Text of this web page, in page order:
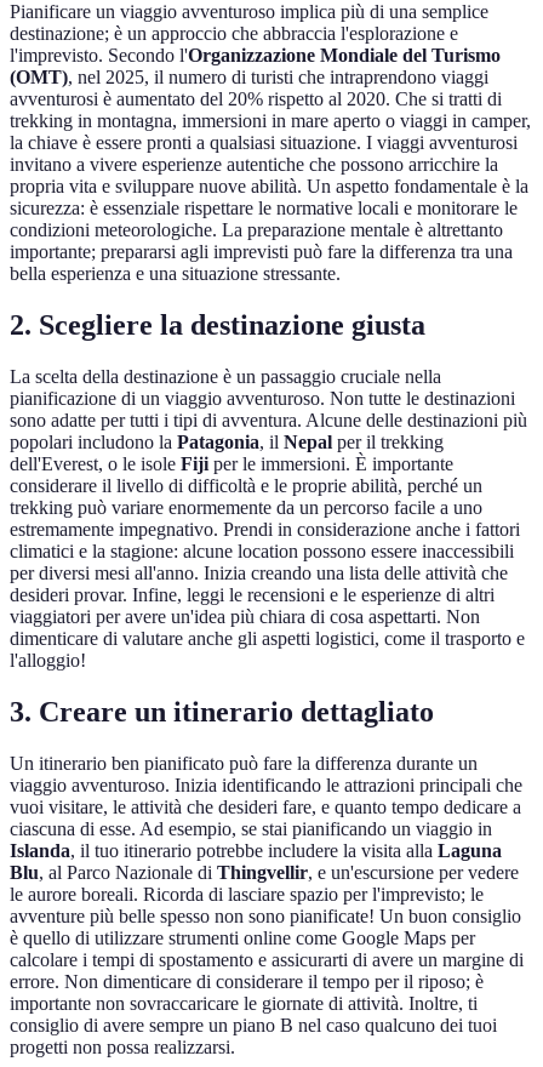
Pianificare un viaggio avventuroso implica più di una semplice
destinazione; è un approccio che abbraccia l'esplorazione e
l'imprevisto. Secondo l'Organizzazione Mondiale del Turismo
(OMT), nel 2025, il numero di turisti che intraprendono viaggi
avventurosi è aumentato del 20% rispetto al 2020. Che si tratti di
trekking in montagna, immersioni in mare aperto o viaggi in camper,
la chiave è essere pronti a qualsiasi situazione. I viaggi avventurosi
invitano a vivere esperienze autentiche che possono arricchire la
propria vita e sviluppare nuove abilità. Un aspetto fondamentale è la
sicurezza: è essenziale rispettare le normative locali e monitorare le
condizioni meteorologiche. La preparazione mentale è altrettanto
importante; prepararsi agli imprevisti può fare la differenza tra una
bella esperienza e una situazione stressante.
2. Scegliere la destinazione giusta
La scelta della destinazione è un passaggio cruciale nella
pianificazione di un viaggio avventuroso. Non tutte le destinazioni
sono adatte per tutti i tipi di avventura. Alcune delle destinazioni più
popolari includono la Patagonia, il Nepal per il trekking
dell'Everest, o le isole Fiji per le immersioni. È importante
considerare il livello di difficoltà e le proprie abilità, perché un
trekking può variare enormemente da un percorso facile a uno
estremamente impegnativo. Prendi in considerazione anche i fattori
climatici e la stagione: alcune location possono essere inaccessibili
per diversi mesi all'anno. Inizia creando una lista delle attività che
desideri provar. Infine, leggi le recensioni e le esperienze di altri
viaggiatori per avere un'idea più chiara di cosa aspettarti. Non
dimenticare di valutare anche gli aspetti logistici, come il trasporto e
l'alloggio!
3. Creare un itinerario dettagliato
Un itinerario ben pianificato può fare la differenza durante un
viaggio avventuroso. Inizia identificando le attrazioni principali che
vuoi visitare, le attività che desideri fare, e quanto tempo dedicare a
ciascuna di esse. Ad esempio, se stai pianificando un viaggio in
Islanda, il tuo itinerario potrebbe includere la visita alla Laguna
Blu, al Parco Nazionale di Thingvellir, e un'escursione per vedere
le aurore boreali. Ricorda di lasciare spazio per l'imprevisto; le
avventure più belle spesso non sono pianificate! Un buon consiglio
è quello di utilizzare strumenti online come Google Maps per
calcolare i tempi di spostamento e assicurarti di avere un margine di
errore. Non dimenticare di considerare il tempo per il riposo; è
importante non sovraccaricare le giornate di attività. Inoltre, ti
consiglio di avere sempre un piano B nel caso qualcuno dei tuoi
progetti non possa realizzarsi.